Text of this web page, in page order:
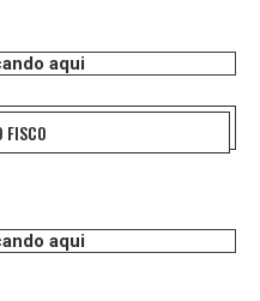
aqui
FISCO
aqui